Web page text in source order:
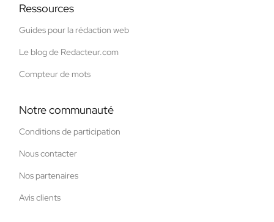
Ressources
Guides pour la rédaction web
Le blog de Redacteur.com
Compteur de mots
Notre communauté
Conditions de participation
Nous contacter
Nos partenaires
Avis clients